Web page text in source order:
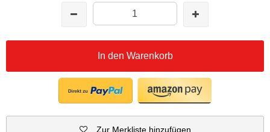
In den Warenkorb
Zur Merkliste hinzufügen